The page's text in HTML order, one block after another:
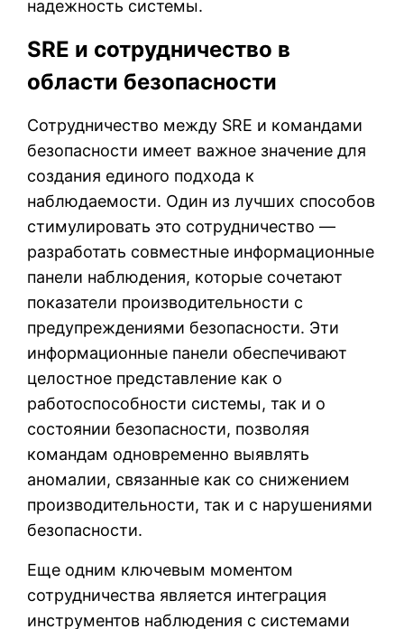
надежность системы.
SRE и сотрудничество в
области безопасности
Сотрудничество между SRE и командами
безопасности имеет важное значение для
создания единого подхода к
наблюдаемости. Один из лучших способов
стимулировать это сотрудничество —
разработать совместные информационные
панели наблюдения, которые сочетают
показатели производительности с
предупреждениями безопасности. Эти
информационные панели обеспечивают
целостное представление как о
работоспособности системы, так и о
состоянии безопасности, позволяя
командам одновременно выявлять
аномалии, связанные как со снижением
производительности, так и с нарушениями
безопасности.
Еще одним ключевым моментом
сотрудничества является интеграция
инструментов наблюдения с системами